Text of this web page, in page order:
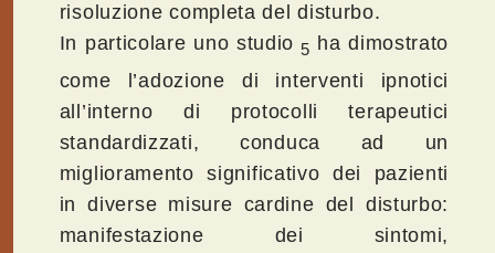
risoluzione completa del disturbo.
In particolare uno studio 5 ha dimostrato
come l’adozione di interventi ipnotici
all’interno di protocolli terapeutici
standardizzati, conduca ad un
miglioramento significativo dei pazienti
in diverse misure cardine del disturbo:
manifestazione dei sintomi,